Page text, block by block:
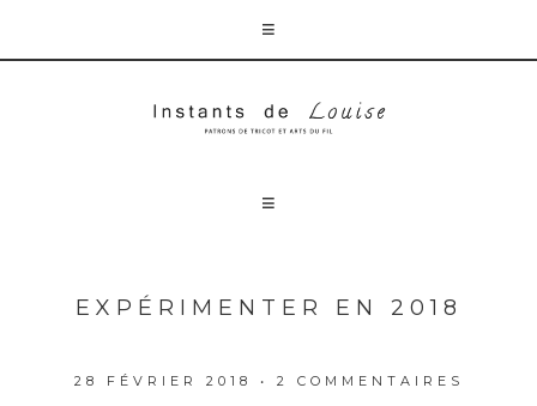
EXPÉRIMENTER EN 2018
28 FÉVRIER 2018 • 2 COMMENTAIRES